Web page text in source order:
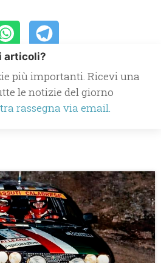
articoli?
più importanti. Ricevi una
le notizie del giorno
rassegna via email.